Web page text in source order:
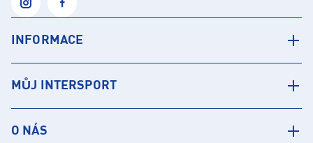
INFORMACE
MŮJ INTERSPORT
O NÁS